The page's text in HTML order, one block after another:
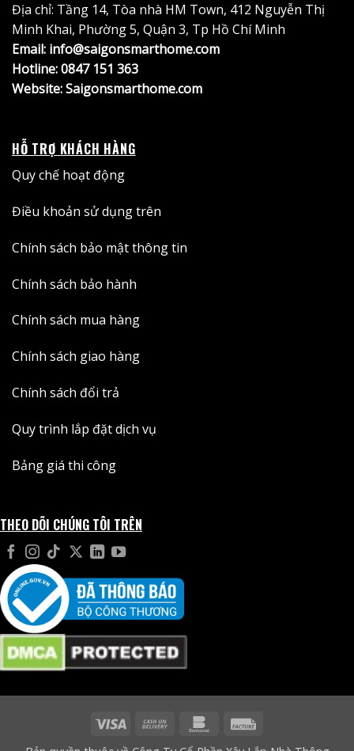
Địa chỉ: Tầng 14, Tòa nhà HM Town, 412 Nguyễn Thị
Minh Khai, Phường 5, Quận 3, Tp Hồ Chí Minh
Email: info@saigonsmarthome.com
Hotline:0847 151 363
Website:Saigonsmarthome.com
HỖ TRỢ KHÁCH HÀNG
Quy chế hoạt động
Điều khoản sử dụng trên
Chính sách bảo mật thông tin
Chính sách bảo hành
Chính sách mua hàng
Chính sách giao hàng
Chính sách đổi trả
Quy trình lắp đặt dịch vụ
Bảng giá thi công
THEO DÕI CHÚNG TÔI TRÊN
Visa
Cash
Bankomat